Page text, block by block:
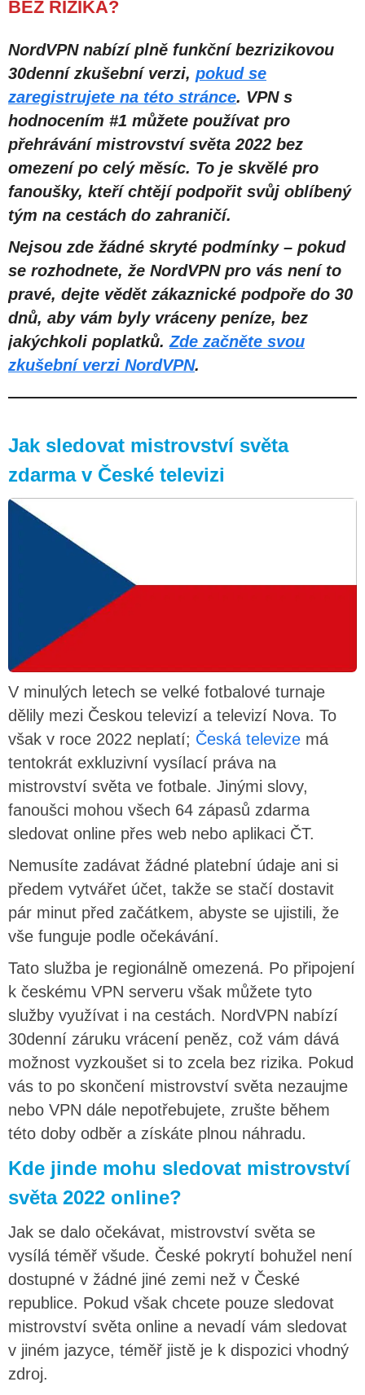
BEZ RIZIKA?
NordVPN nabízí plně funkční bezrizikovou
30denní zkušební verzi, pokud se
zaregistrujete na této stránce. VPN s
hodnocením #1 můžete používat pro
přehrávání mistrovství světa 2022 bez
omezení po celý měsíc. To je skvělé pro
fanoušky, kteří chtějí podpořit svůj oblíbený
tým na cestách do zahraničí.
Nejsou zde žádné skryté podmínky – pokud
se rozhodnete, že NordVPN pro vás není to
pravé, dejte vědět zákaznické podpoře do 30
dnů, aby vám byly vráceny peníze, bez
jakýchkoli poplatků. Zde začněte svou
zkušební verzi NordVPN.
Jak sledovat mistrovství světa
zdarma v České televizi
V minulých letech se velké fotbalové turnaje
dělily mezi Českou televizí a televizí Nova. To
však v roce 2022 neplatí; Česká televize má
tentokrát exkluzivní vysílací práva na
mistrovství světa ve fotbale. Jinými slovy,
fanoušci mohou všech 64 zápasů zdarma
sledovat online přes web nebo aplikaci ČT.
Nemusíte zadávat žádné platební údaje ani si
předem vytvářet účet, takže se stačí dostavit
pár minut před začátkem, abyste se ujistili, že
vše funguje podle očekávání.
Tato služba je regionálně omezená. Po připojení
k českému VPN serveru však můžete tyto
služby využívat i na cestách. NordVPN nabízí
30denní záruku vrácení peněz, což vám dává
možnost vyzkoušet si to zcela bez rizika. Pokud
vás to po skončení mistrovství světa nezaujme
nebo VPN dále nepotřebujete, zrušte během
této doby odběr a získáte plnou náhradu.
Kde jinde mohu sledovat mistrovství
světa 2022 online?
Jak se dalo očekávat, mistrovství světa se
vysílá téměř všude. České pokrytí bohužel není
dostupné v žádné jiné zemi než v České
republice. Pokud však chcete pouze sledovat
mistrovství světa online a nevadí vám sledovat
v jiném jazyce, téměř jistě je k dispozici vhodný
zdroj.